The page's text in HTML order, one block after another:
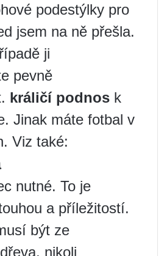
podestýlky pro
jsem na ně přešla.
ji
pevně
králičí podnos k
Jinak máte fotbal v
Viz také:
nutné. To je
a příležitostí.
být ze
nikoli